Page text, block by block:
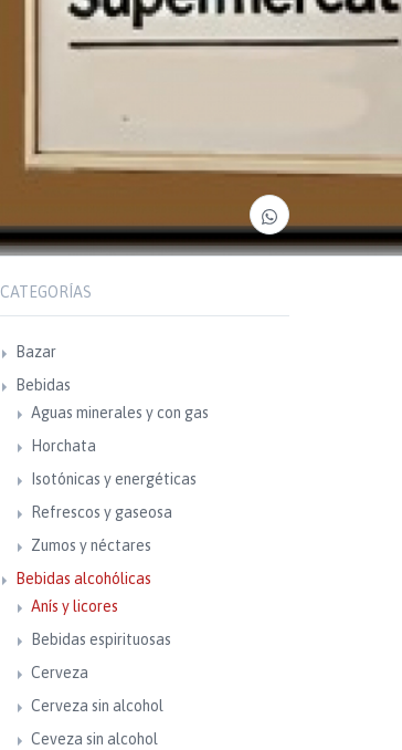
CATEGORÍAS
Bazar
Bebidas
Aguas minerales y con gas
Horchata
Isotónicas y energéticas
Refrescos y gaseosa
Zumos y néctares
Bebidas alcohólicas
Anís y licores
Bebidas espirituosas
Cerveza
Cerveza sin alcohol
Ceveza sin alcohol